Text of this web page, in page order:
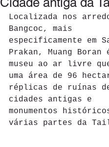
Localizada nos
Bangcoc, mais
especificamente em
Prakan, Muang Boran
museu ao ar livre
uma área de 96
réplicas de ruínas
cidades antigas e
monumentos
várias partes da